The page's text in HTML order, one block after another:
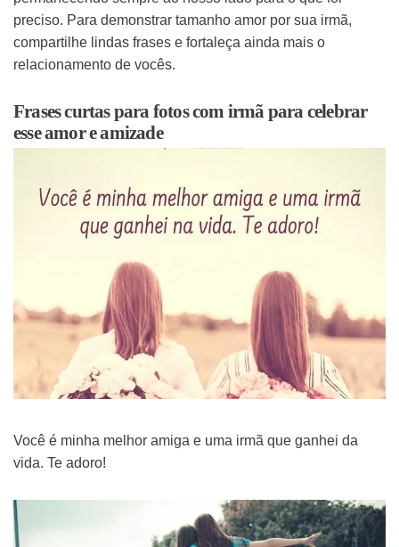
preciso. Para demonstrar tamanho amor por sua irmã,
compartilhe lindas frases e fortaleça ainda mais o
relacionamento de vocês.
Frases curtas para fotos com irmã para celebrar
esse amor e amizade
Você é minha melhor amiga e uma irmã que ganhei da
vida. Te adoro!